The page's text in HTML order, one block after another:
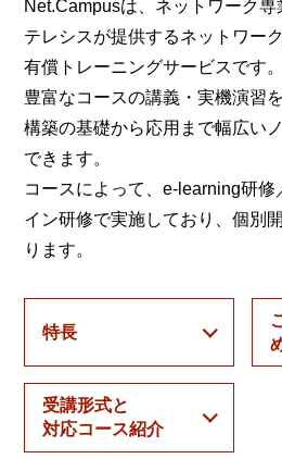
Net.Campusは、ネットワーク
テレシスが提供するネットワー
有償トレーニングサービスです。
豊富なコースの講義・実機演習
構築の基礎から応用まで幅広い
できます。
コースによって、e-learning研修
イン研修で実施しており、個別
ります。
特長
受講形式と
対応コース紹介